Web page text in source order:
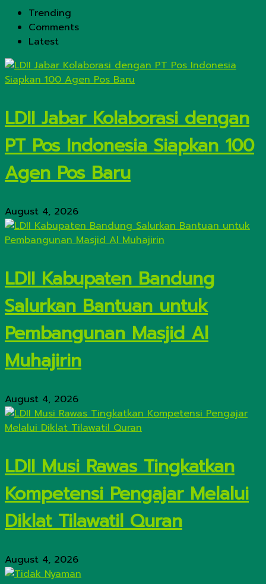
Trending
Comments
Latest
LDII Jabar Kolaborasi dengan
PT Pos Indonesia Siapkan 100
Agen Pos Baru
August 4, 2026
LDII Kabupaten Bandung
Salurkan Bantuan untuk
Pembangunan Masjid Al
Muhajirin
August 4, 2026
LDII Musi Rawas Tingkatkan
Kompetensi Pengajar Melalui
Diklat Tilawatil Quran
August 4, 2026